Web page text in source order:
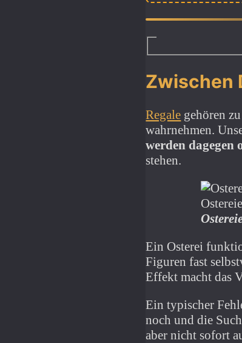
Zwischen
Regale gehören
wahrnehmen.
werden
stehen.
Ein Osterei
Figuren fast
Effekt macht das
Ein typischer
noch und die
aber nicht sofort